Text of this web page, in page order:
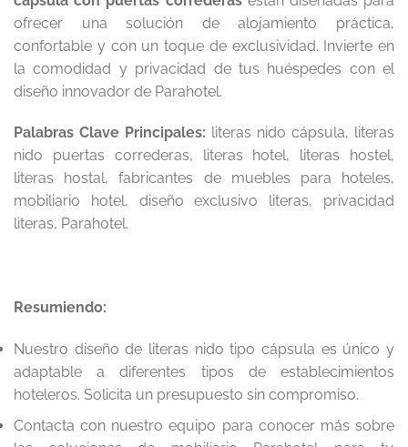
ofrecer una solución de alojamiento práctica,
confortable y con un toque de exclusividad. Invierte en
la comodidad y privacidad de tus huéspedes con el
diseño innovador de Parahotel.
Palabras Clave Principales: literas nido cápsula, literas
nido puertas correderas, literas hotel, literas hostel,
literas hostal, fabricantes de muebles para hoteles,
mobiliario hotel, diseño exclusivo literas, privacidad
literas, Parahotel.
Resumiendo:
Nuestro diseño de literas nido tipo cápsula es único y
adaptable a diferentes tipos de establecimientos
hoteleros. Solicita un presupuesto sin compromiso.
Contacta con nuestro equipo para conocer más sobre